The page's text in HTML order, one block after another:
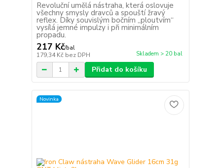
Revoluční umělá nástraha, která oslovuje
všechny smysly dravců a spouští žravý
reflex. Díky souvislým bočním „ploutvím“
vysílá jemné impulzy i při minimálním
propadu.
217 Kč/bal
179,34 Kč bez DPH Skladem > 20 bal
Přidat do košíku
Novinka